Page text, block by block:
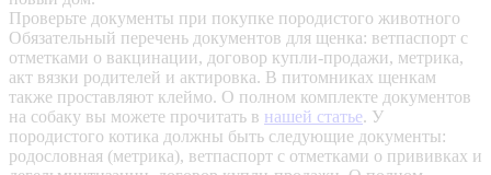
Проверьте документы при покупке породистого животного
Обязательный перечень документов для щенка: ветпаспорт с
отметками о вакцинации, договор купли-продажи, метрика,
акт вязки родителей и актировка. В питомниках щенкам
также проставляют клеймо. О полном комплекте документов
на собаку вы можете прочитать в нашей статье. У
породистого котика должны быть следующие документы:
родословная (метрика), ветпаспорт с отметками о прививках и